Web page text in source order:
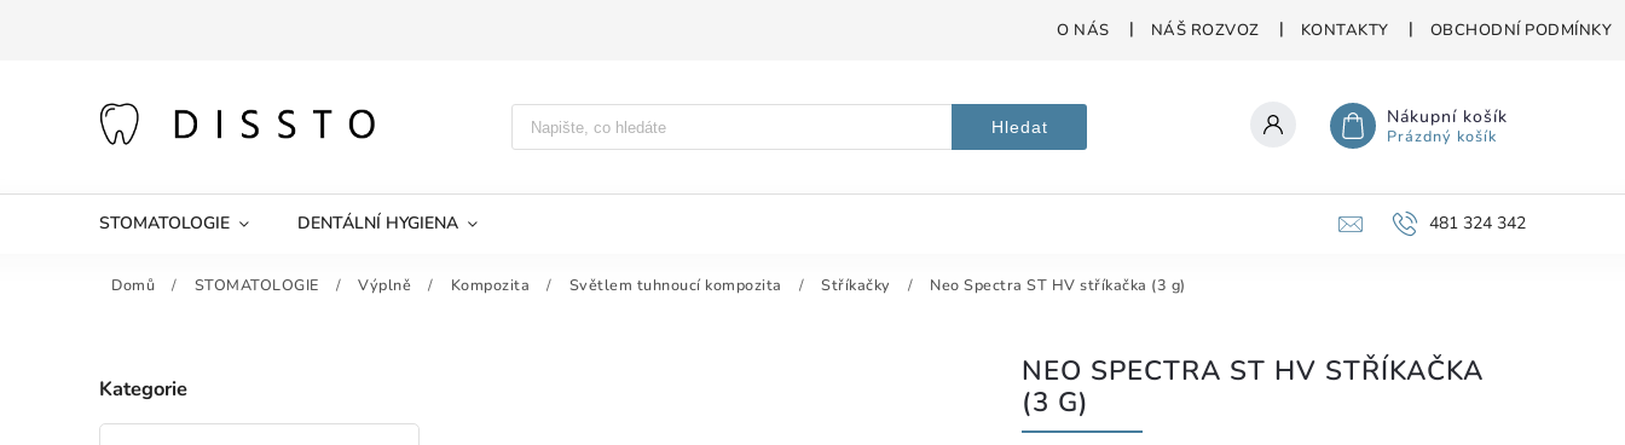
O NÁS NÁŠ ROZVOZ KONTAKTY OBCHODNÍ PODMÍNKY
Hledat Nákupní košík
Prázdný košík
STOMATOLOGIE DENTÁLNÍ HYGIENA 481 324 342
Domů / STOMATOLOGIE / Výplně / Kompozita / Světlem tuhnoucí kompozita / Stříkačky / Neo Spectra ST HV stříkačka (3 g)
Kategorie
NEO SPECTRA ST HV STŘÍKAČKA
(3 G)